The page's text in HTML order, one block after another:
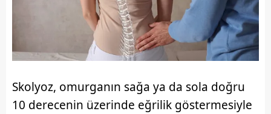
Skolyoz, omurganın sağa ya da sola doğru
10 derecenin üzerinde eğrilik göstermesiyle